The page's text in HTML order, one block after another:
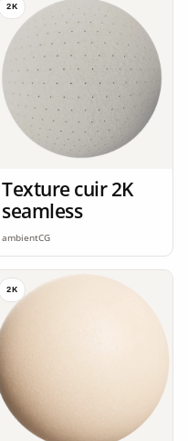
2K
Texture cuir 2K
seamless
ambientCG
2K